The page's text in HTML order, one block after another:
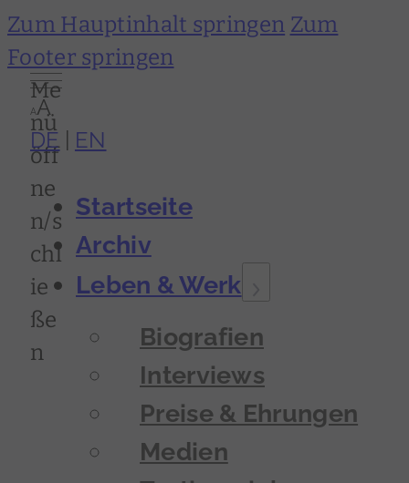
Zum Hauptinhalt springen Zum
Footer springen
Me
nü
öff
ne
n/s
chl
ie
ße
n
AA
DE
EN
Startseite
Archiv
Leben & Werk
Biografien
Interviews
Preise & Ehrungen
Medien